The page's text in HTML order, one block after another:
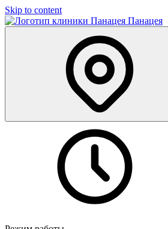
Skip to content
Панацея